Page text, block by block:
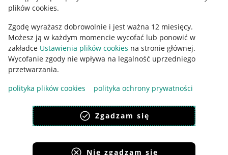
plików cookies.
Zgodę wyrażasz dobrowolnie i jest ważna 12 miesięcy.
Możesz ją w każdym momencie wycofać lub ponowić w
zakładce Ustawienia plików cookies na stronie głównej.
Wycofanie zgody nie wpływa na legalność uprzedniego
przetwarzania.
polityka plików cookies
polityka ochrony prywatności
Zgadzam się
Nie zgadzam się
Informacje dla Aktu o Usługach Cyfrowych
Pobierz aplikację